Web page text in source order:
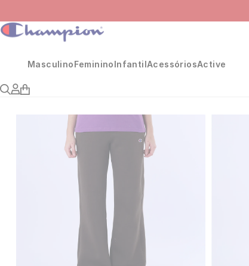
MasculinoFemininoInfantilAcessóriosActive